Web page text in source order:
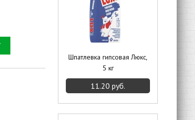
Шпатлевка гипсовая Люкс,
5 кг
11.20 руб.